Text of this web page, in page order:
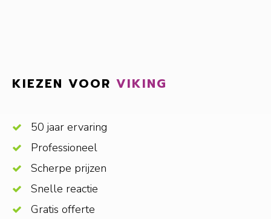
KIEZEN VOOR VIKING
50 jaar ervaring
Professioneel
Scherpe prijzen
Snelle reactie
Gratis offerte